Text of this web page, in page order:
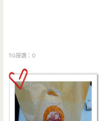
TG按讚：0